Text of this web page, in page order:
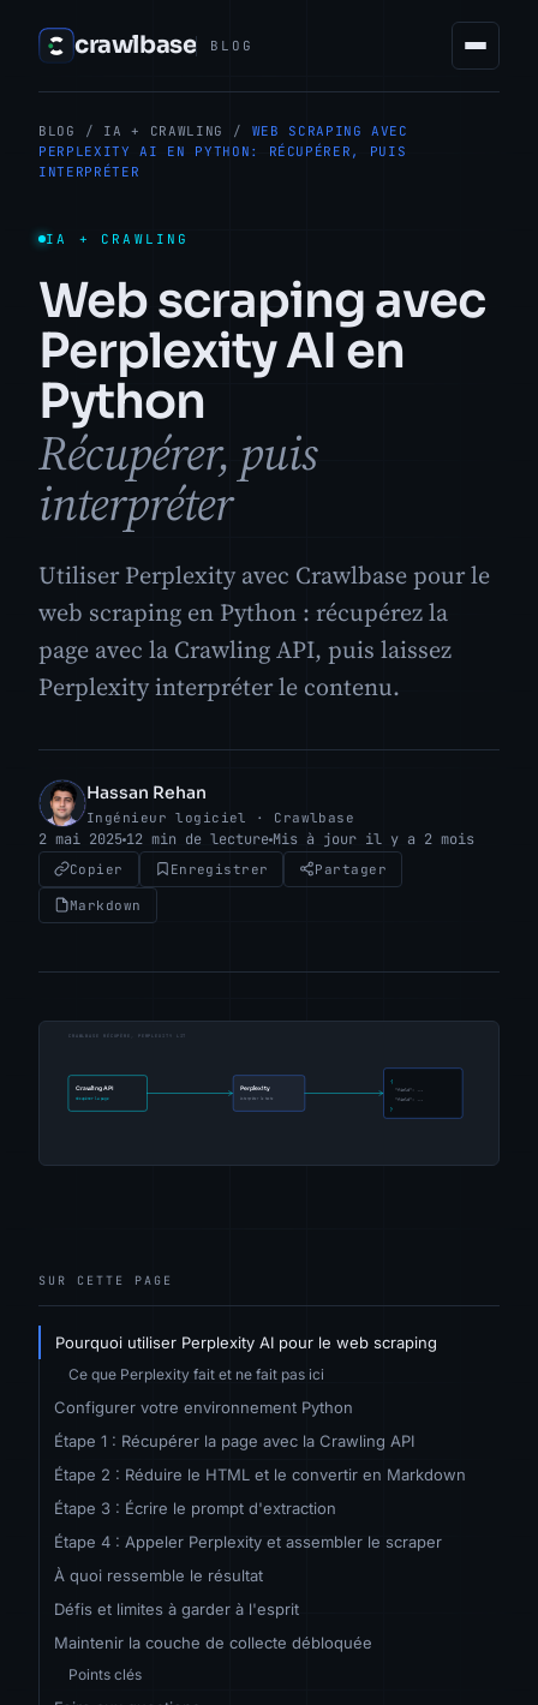
crawlbase BLOG
BLOG / IA + CRAWLING /
WEB SCRAPING AVEC
PERPLEXITY AI EN PYTHON: RÉCUPÉRER, PUIS
INTERPRÉTER
IA + CRAWLING
Web scraping avec
Perplexity AI en
Python
Récupérer, puis
interpréter
Utiliser Perplexity avec Crawlbase pour le
web scraping en Python : récupérez la
page avec la Crawling API, puis laissez
Perplexity interpréter le contenu.
HR
Hassan Rehan
Ingénieur logiciel · Crawlbase
2 mai 2025 12 min de lecture Mis à jour il y a 2 mois
Copier Enregistrer Partager
Markdown
SUR CETTE PAGE
Pourquoi utiliser Perplexity AI pour le web scraping
Ce que Perplexity fait et ne fait pas ici
Configurer votre environnement Python
Étape 1 : Récupérer la page avec la Crawling API
Étape 2 : Réduire le HTML et le convertir en Markdown
Étape 3 : Écrire le prompt d'extraction
Étape 4 : Appeler Perplexity et assembler le scraper
À quoi ressemble le résultat
Défis et limites à garder à l'esprit
Maintenir la couche de collecte débloquée
Points clés